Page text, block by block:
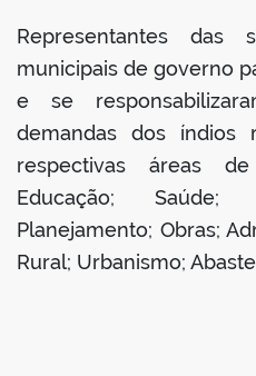
Representantes das
municipais de governo
e se
demandas dos índios
respectivas áreas
Educação; Saúde;
Planejamento; Obras;
Rural; Urbanismo;